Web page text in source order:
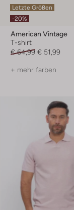
Letzte Größen
-20%
American Vintage
T-shirt
€ 64,99 € 51,99
+ mehr farben